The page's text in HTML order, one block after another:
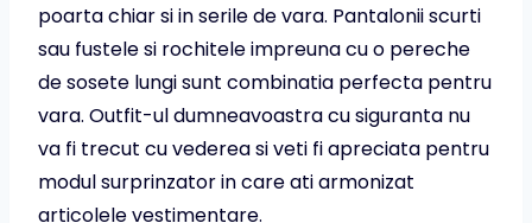
poarta chiar si in serile de vara. Pantalonii scurti
sau fustele si rochitele impreuna cu o pereche
de sosete lungi sunt combinatia perfecta pentru
vara. Outfit-ul dumneavoastra cu siguranta nu
va fi trecut cu vederea si veti fi apreciata pentru
modul surprinzator in care ati armonizat
articolele vestimentare.